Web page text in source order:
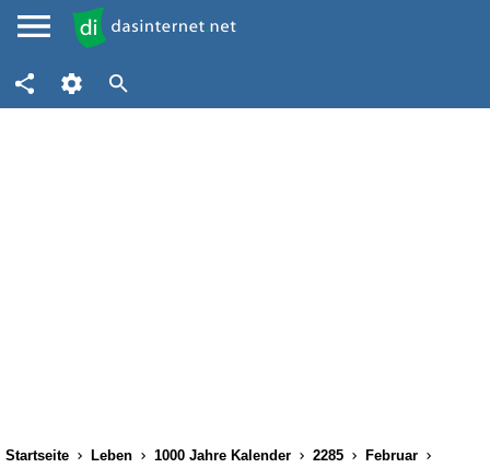
Startseite Leben 1000 Jahre Kalender 2285 Februar